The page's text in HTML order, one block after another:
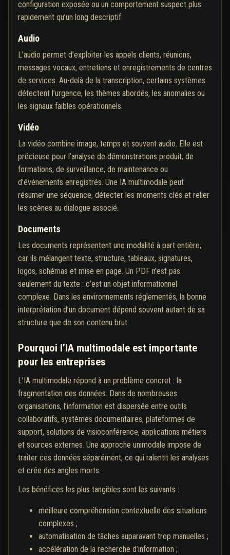
configuration exposée ou un comportement suspect plus
rapidement qu’un long descriptif.
Audio
L’audio permet d’exploiter les appels clients, réunions,
messages vocaux, entretiens et enregistrements de centres
de services. Au-delà de la transcription, certains systèmes
détectent l’urgence, les thèmes abordés, les anomalies ou
les signaux faibles opérationnels.
Vidéo
La vidéo combine image, temps et souvent audio. Elle est
précieuse pour l’analyse de démonstrations produit, de
formations, de surveillance, de maintenance ou
d’événements enregistrés. Une IA multimodale peut
résumer une séquence, détecter les moments clés et relier
les scènes au dialogue associé.
Documents
Les documents représentent une modalité à part entière,
car ils mélangent texte, structure, tableaux, signatures,
logos, schémas et mise en page. Un PDF n’est pas
seulement du texte : c’est un objet informationnel
complexe. Dans les environnements réglementés, la bonne
interprétation d’un document dépend souvent autant de sa
structure que de son contenu brut.
Pourquoi l’IA multimodale est importante
pour les entreprises
L’IA multimodale répond à un problème concret : la
fragmentation des données. Dans de nombreuses
organisations, l’information est dispersée entre outils
collaboratifs, systèmes documentaires, plateformes de
support, solutions de visioconférence, applications métiers
et sources externes. Une approche unimodale impose de
traiter ces données séparément, ce qui ralentit les analyses
et crée des angles morts.
Les bénéfices les plus tangibles sont les suivants :
meilleure compréhension contextuelle des situations
complexes ;
automatisation de tâches auparavant trop manuelles ;
accélération de la recherche d’information ;